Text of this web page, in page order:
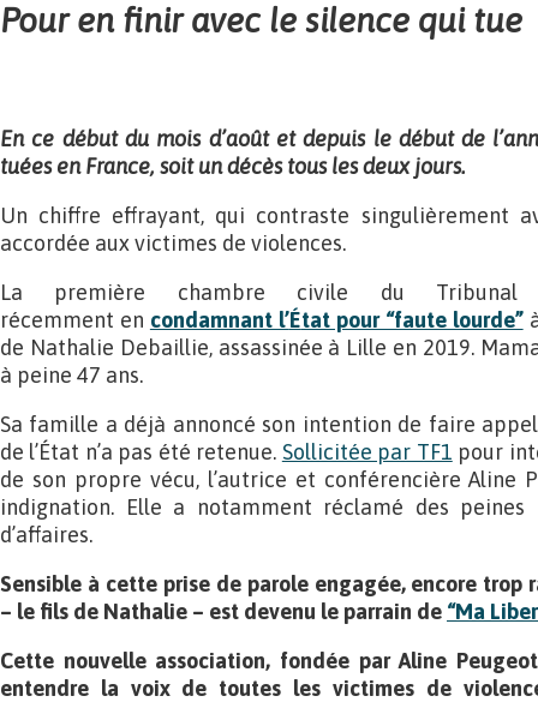
Pour en finir avec le silence qui tue
En ce début du mois d’août et depuis le début de
tuées en France, soit un décès tous les deux jours.
Un chiffre effrayant, qui contraste singulièrement
accordée aux victimes de violences.
La première chambre civile du
récemment en condamnant l’État pour “faute lourde”
de Nathalie Debaillie, assassinée à Lille en 2019.
à peine 47 ans.
Sa famille a déjà annoncé son intention de faire
de l’État n’a pas été retenue. Sollicitée par TF1 pour
de son propre vécu, l’autrice et conférencière Aline
indignation. Elle a notamment réclamé des peines
d’affaires.
Sensible à cette prise de parole engagée, encore trop
– le fils de Nathalie – est devenu le parrain de “Ma
Cette nouvelle association, fondée par Aline
entendre la voix de toutes les victimes de